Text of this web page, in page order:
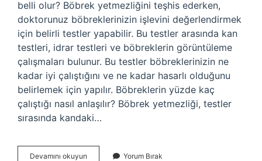
belli olur? Böbrek yetmezliğini teşhis ederken,
doktorunuz böbreklerinizin işlevini değerlendirmek
için belirli testler yapabilir. Bu testler arasında kan
testleri, idrar testleri ve böbreklerin görüntüleme
çalışmaları bulunur. Bu testler böbreklerinizin ne
kadar iyi çalıştığını ve ne kadar hasarlı olduğunu
belirlemek için yapılır. Böbreklerin yüzde kaç
çalıştığı nasıl anlaşılır? Böbrek yetmezliği, testler
sırasında kandaki…
Devamını okuyun BöbreklerinYorum Bırak